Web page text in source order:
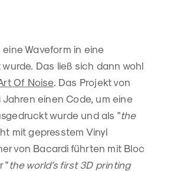
Waveform in eine
Das ließ sich dann wohl
Of Noise . Das Projekt von
einen Code, um eine
wurde und als "the
mit gepresstem Vinyl
von Bacardi führten mit Bloc
"the world’s first 3D printing